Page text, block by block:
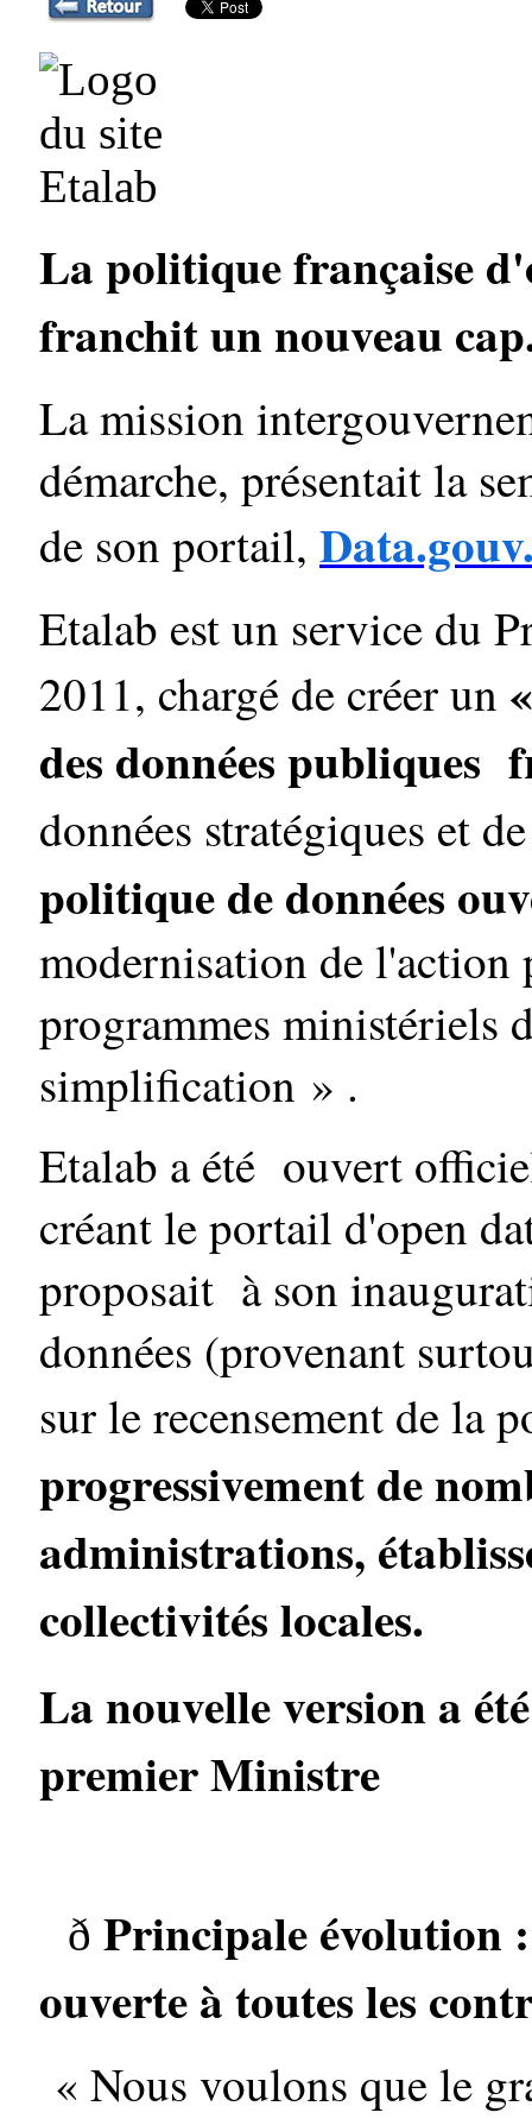
La politique française
franchit un nouveau
La mission
démarche, présentait la
de son portail,
Etalab est un service du
2011, chargé de créer un
des données publiques
données stratégiques et
politique de données
modernisation de l'action
programmes ministériels
simplification » .
Etalab a été ouvert
créant le portail d'open
proposait à son
données (provenant
sur le recensement de la
progressivement de
administrations,
collectivités locales.
La nouvelle version a
premier Ministre
ð Principale évolution
ouverte à toutes les
« Nous voulons que le